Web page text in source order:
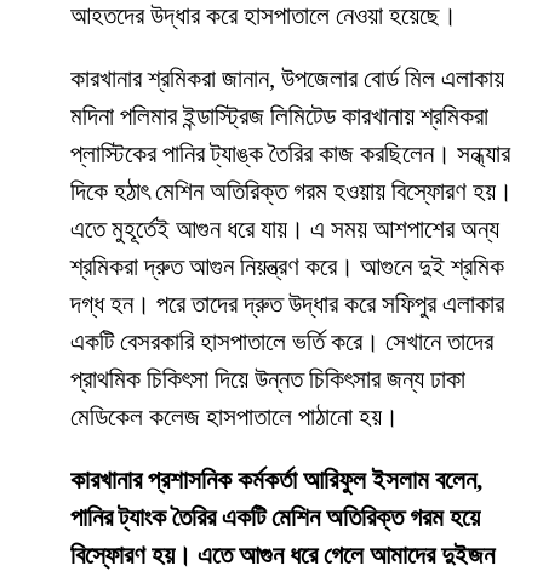
আহতদের উদ্ধার করে হাসপাতালে নেওয়া হয়েছে।
কারখানার শ্রমিকরা জানান, উপজেলার বোর্ড মিল এলাকায়
মদিনা পলিমার ইন্ডাস্ট্রিজ লিমিটেড কারখানায় শ্রমিকরা
প্লাস্টিকের পানির ট্যাঙ্ক তৈরির কাজ করছিলেন। সন্ধ্যার
দিকে হঠাৎ মেশিন অতিরিক্ত গরম হওয়ায় বিস্ফোরণ হয়।
এতে মুহূর্তেই আগুন ধরে যায়। এ সময় আশপাশের অন্য
শ্রমিকরা দ্রুত আগুন নিয়ন্ত্রণ করে। আগুনে দুই শ্রমিক
দগ্ধ হন। পরে তাদের দ্রুত উদ্ধার করে সফিপুর এলাকার
একটি বেসরকারি হাসপাতালে ভর্তি করে। সেখানে তাদের
প্রাথমিক চিকিৎসা দিয়ে উন্নত চিকিৎসার জন্য ঢাকা
মেডিকেল কলেজ হাসপাতালে পাঠানো হয়।
কারখানার প্রশাসনিক কর্মকর্তা আরিফুল ইসলাম বলেন,
পানির ট্যাংক তৈরির একটি মেশিন অতিরিক্ত গরম হয়ে
বিস্ফোরণ হয়। এতে আগুন ধরে গেলে আমাদের দুইজন